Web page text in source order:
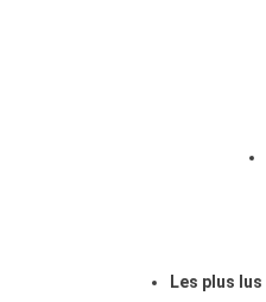
Les plus lus